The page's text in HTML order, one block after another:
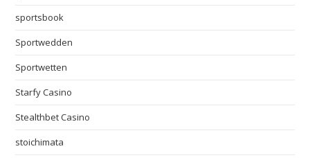
sportsbook
Sportwedden
Sportwetten
Starfy Casino
Stealthbet Casino
stoichimata